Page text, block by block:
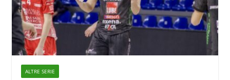
ALTRE SERIE